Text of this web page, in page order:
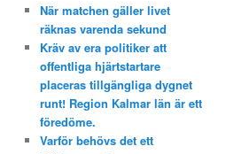
När matchen gäller livet
räknas varenda sekund
Kräv av era politiker att
offentliga hjärtstartare
placeras tillgängliga dygnet
runt! Region Kalmar län är ett
föredöme.
Varför behövs det ett